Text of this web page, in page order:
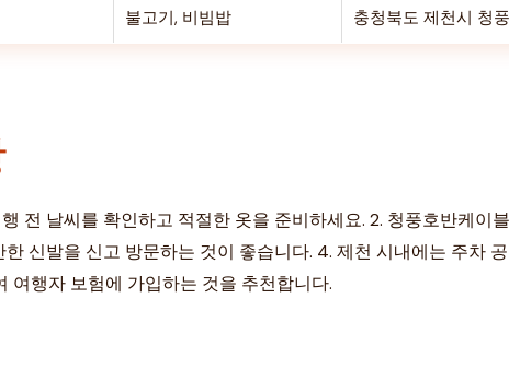
불고기, 비빔밥 충청북도 제천시 청
전 날씨를 확인하고 적절한 옷을 준비하세요. 2. 청풍호반케
신발을 신고 방문하는 것이 좋습니다. 4. 제천 시내에는 주차
여행자 보험에 가입하는 것을 추천합니다.